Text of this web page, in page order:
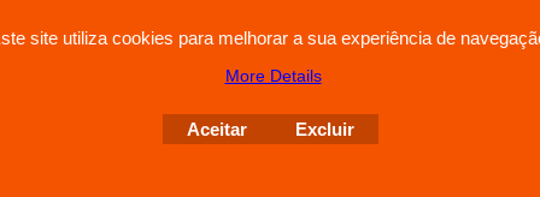
software was used.
site utiliza cookies para melhorar a sua experiência de
More Details
Aceitar Excluir